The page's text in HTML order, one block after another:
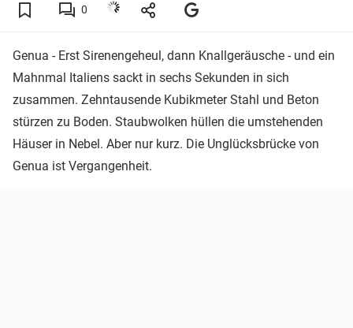
0
Genua - Erst Sirenengeheul, dann Knallgeräusche - und ein
Mahnmal Italiens sackt in sechs Sekunden in sich
zusammen. Zehntausende Kubikmeter Stahl und Beton
stürzen zu Boden. Staubwolken hüllen die umstehenden
Häuser in Nebel. Aber nur kurz. Die Unglücksbrücke von
Genua ist Vergangenheit.